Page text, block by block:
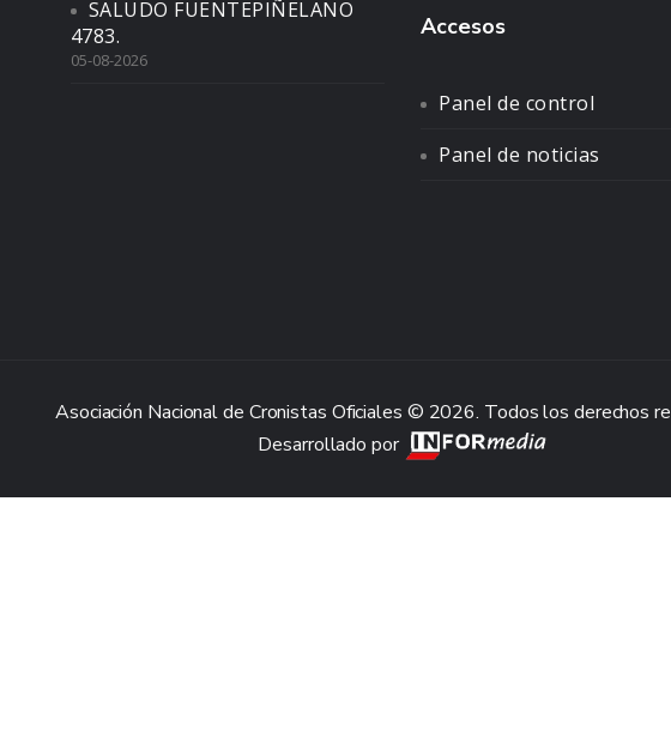
SALUDO FUENTEPIÑELANO
4783.
05-08-2026
Accesos
Panel de control
Panel de noticias
Asociación Nacional de Cronistas Oficiales © 2026. Todos los derechos
Desarrollado por